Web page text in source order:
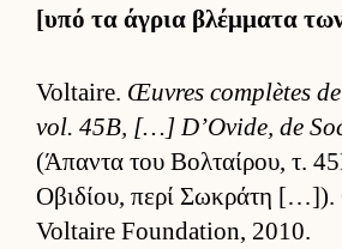
[υπό τα άγρια βλέμ­ματα
Voltaire. Œuvres complètes
vol. 45B, […] D’Ovide, de
(Άπαντα του Βολ­ταί­ρου, τ.
Οβιδίου, περί Σωκράτη […]).
Voltaire Foundation, 2010.